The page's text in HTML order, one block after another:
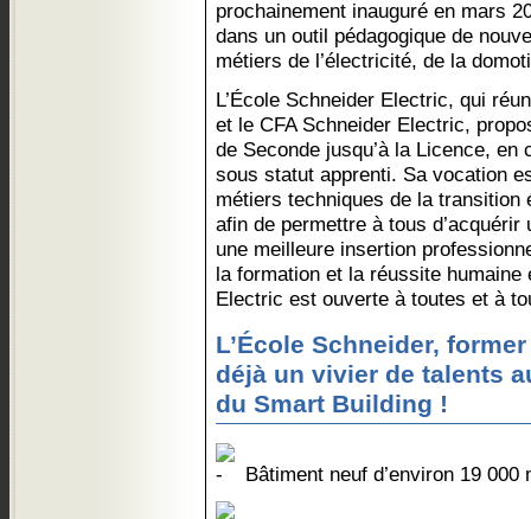
prochainement inauguré en mars
dans un outil pédagogique de
métiers de l’électricité, de la
L’École Schneider Electric, qui
et le CFA Schneider Electric,
de Seconde jusqu’à la Licence,
sous statut apprenti. Sa vocation
métiers techniques de la transition
afin de permettre à tous
une meilleure insertion
la formation et la réussite humaine
Electric est ouverte à toutes et à
L’École Schneider,
déjà un vivier de talents
du Smart Building !
Bâtiment neuf d’environ 19 000